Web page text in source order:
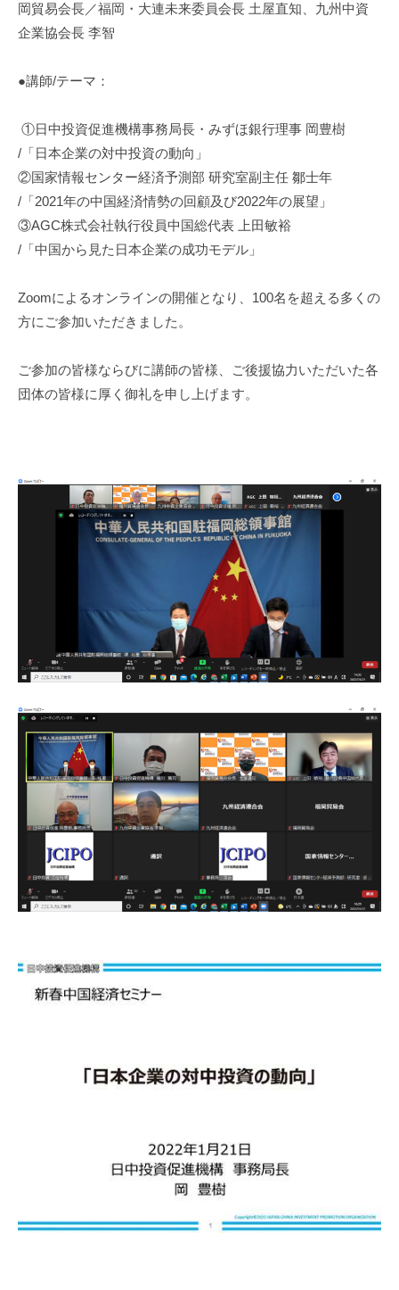
岡貿易会長／福岡・大連未来委員会長 土屋直知、九州中資
企業協会長 李智
●講師/テーマ：
①日中投資促進機構事務局長・みずほ銀行理事 岡豊樹
/「日本企業の対中投資の動向」
②国家情報センター経済予測部 研究室副主任 鄒士年
/「2021年の中国経済情勢の回顧及び2022年の展望」
③AGC株式会社執行役員中国総代表 上田敏裕
/「中国から見た日本企業の成功モデル」
Zoomによるオンラインの開催となり、100名を超える多くの
方にご参加いただきました。
ご参加の皆様ならびに講師の皆様、ご後援協力いただいた各
団体の皆様に厚く御礼を申し上げます。